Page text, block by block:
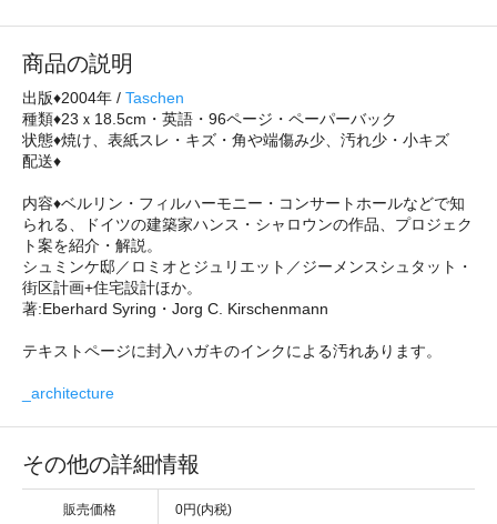
商品の説明
出版♦2004年 / Taschen
種類♦23ｘ18.5cm・英語・96ページ・ペーパーバック
状態♦焼け、表紙スレ・キズ・角や端傷み少、汚れ少・小キズ
配送♦
内容♦ベルリン・フィルハーモニー・コンサートホールなどで知
られる、ドイツの建築家ハンス・シャロウンの作品、プロジェク
ト案を紹介・解説。
シュミンケ邸／ロミオとジュリエット／ジーメンスシュタット・
街区計画+住宅設計ほか。
著:Eberhard Syring・Jorg C. Kirschenmann
テキストページに封入ハガキのインクによる汚れあります。
_architecture
その他の詳細情報
販売価格 0円(内税)